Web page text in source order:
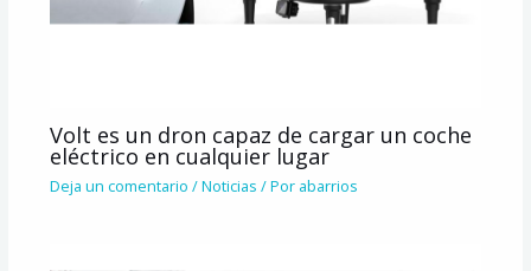
Volt es un dron capaz de cargar un coche
eléctrico en cualquier lugar
Deja un comentario /Noticias / Por abarrios